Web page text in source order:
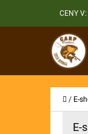
na
CENY V:
Domů
/ E-
E-
O
Í
Zpět
do
obchodu
Zpět
do
obchodu